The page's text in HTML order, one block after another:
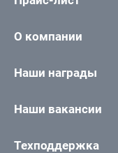
О компании
Наши награды
Наши вакансии
Техподдержка